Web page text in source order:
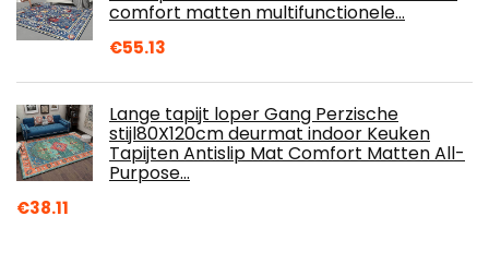
comfort matten multifunctionele…
€55.13
Lange tapijt loper Gang Perzische
stijl80X120cm deurmat indoor Keuken
Tapijten Antislip Mat Comfort Matten All-
Purpose…
€38.11